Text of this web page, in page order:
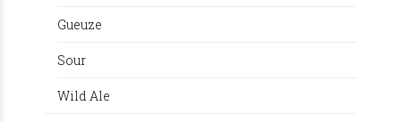
Gueuze
Sour
Wild Ale